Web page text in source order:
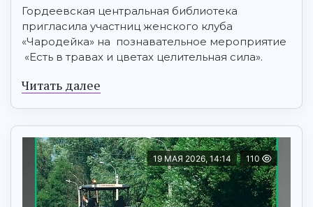
Гордеевская центральная библиотека
пригласила участниц женского клуба
«Чародейка» на познавательное мероприятие
«Есть в травах и цветах целительная сила».
Читать далее
19 МАЯ 2026, 14:14 110